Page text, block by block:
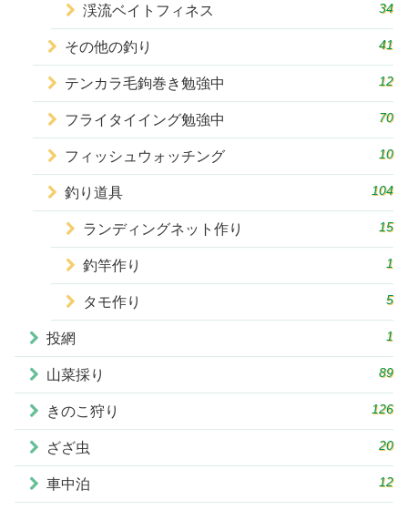
渓流ベイトフィネス 34
その他の釣り 41
テンカラ毛鉤巻き勉強中 12
フライタイイング勉強中 70
フィッシュウォッチング 10
釣り道具 104
ランディングネット作り 15
釣竿作り 1
タモ作り 5
投網 1
山菜採り 89
きのこ狩り 126
ざざ虫 20
車中泊 12